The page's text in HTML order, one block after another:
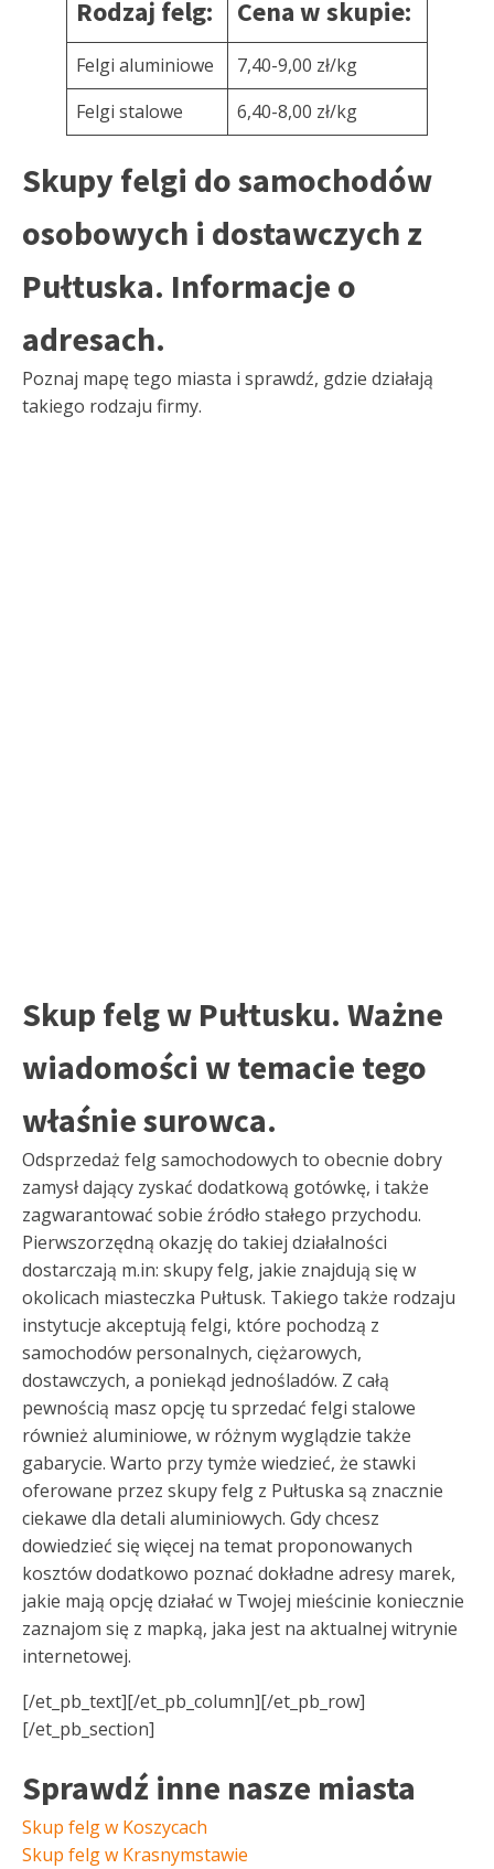
Rodzaj felg: Cena w skupie:
Felgi aluminiowe
7,40-9,00 zł/kg
Felgi stalowe
6,40-8,00 zł/kg
Skupy felgi do samochodów
osobowych i dostawczych z
Pułtuska. Informacje o
adresach.
Poznaj mapę tego miasta i sprawdź, gdzie działają
takiego rodzaju firmy.
Skup felg w Pułtusku. Ważne
wiadomości w temacie tego
właśnie surowca.
Odsprzedaż felg samochodowych to obecnie dobry
zamysł dający zyskać dodatkową gotówkę, i także
zagwarantować sobie źródło stałego przychodu.
Pierwszorzędną okazję do takiej działalności
dostarczają m.in: skupy felg, jakie znajdują się w
okolicach miasteczka Pułtusk. Takiego także rodzaju
instytucje akceptują felgi, które pochodzą z
samochodów personalnych, ciężarowych,
dostawczych, a poniekąd jednośladów. Z całą
pewnością masz opcję tu sprzedać felgi stalowe
również aluminiowe, w różnym wyglądzie także
gabarycie. Warto przy tymże wiedzieć, że stawki
oferowane przez skupy felg z Pułtuska są znacznie
ciekawe dla detali aluminiowych. Gdy chcesz
dowiedzieć się więcej na temat proponowanych
kosztów dodatkowo poznać dokładne adresy marek,
jakie mają opcję działać w Twojej mieścinie koniecznie
zaznajom się z mapką, jaka jest na aktualnej witrynie
internetowej.
[/et_pb_text][/et_pb_column][/et_pb_row]
[/et_pb_section]
Sprawdź inne nasze miasta
Skup felg w Koszycach
Skup felg w Krasnymstawie